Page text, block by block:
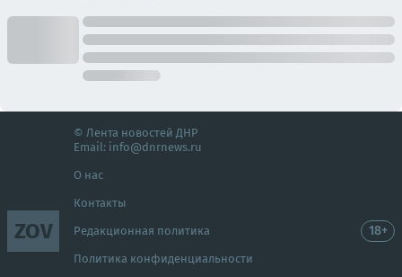
ZOV
© Лента новостей ДНР
Email: info@dnrnews.ru
О нас
Контакты
Редакционная политика
Политика конфиденциальности
18+